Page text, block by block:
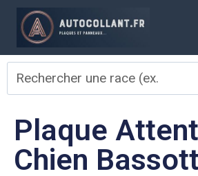
Plaque
Chien